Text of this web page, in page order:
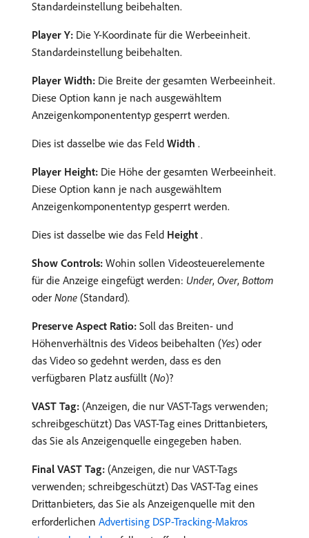
Standardeinstellung beibehalten.
Player Y: Die Y-Koordinate für die Werbeeinheit.
Standardeinstellung beibehalten.
Player Width: Die Breite der gesamten Werbeeinheit.
Diese Option kann je nach ausgewähltem
Anzeigenkomponententyp gesperrt werden.
Dies ist dasselbe wie das Feld Width .
Player Height: Die Höhe der gesamten Werbeeinheit.
Diese Option kann je nach ausgewähltem
Anzeigenkomponententyp gesperrt werden.
Dies ist dasselbe wie das Feld Height .
Show Controls: Wohin sollen Videosteuerelemente
für die Anzeige eingefügt werden: Under, Over, Bottom
oder None (Standard).
Preserve Aspect Ratio: Soll das Breiten- und
Höhenverhältnis des Videos beibehalten (Yes) oder
das Video so gedehnt werden, dass es den
verfügbaren Platz ausfüllt (No)?
VAST Tag: (Anzeigen, die nur VAST-Tags verwenden;
schreibgeschützt) Das VAST-Tag eines Drittanbieters,
das Sie als Anzeigenquelle eingegeben haben.
Final VAST Tag: (Anzeigen, die nur VAST-Tags
verwenden; schreibgeschützt) Das VAST-Tag eines
Drittanbieters, das Sie als Anzeigenquelle mit den
erforderlichen Advertising DSP-Tracking-Makros